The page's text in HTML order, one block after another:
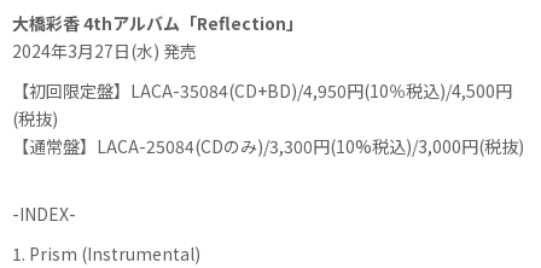
大橋彩香 4thアルバム「Reflection」
2024年3月27日(水) 発売
【初回限定盤】LACA-35084(CD+BD)/4,950円(10％税込)/4,500円
(税抜)
【通常盤】LACA-25084(CDのみ)/3,300円(10%税込)/3,000円(税抜)
-INDEX-
1. Prism (Instrumental)